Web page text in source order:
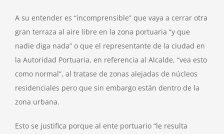
A su entender es “incomprensible” que vaya a cerrar otra
gran terraza al aire libre en la zona portuaria “y que
nadie diga nada” o que el representante de la ciudad en
la Autoridad Portuaria, en referencia al Alcalde, “vea esto
como normal”, al tratase de zonas alejadas de núcleos
residenciales pero que sin embargo están dentro de la
zona urbana.
Esto se justifica porque al ente portuario “le resulta